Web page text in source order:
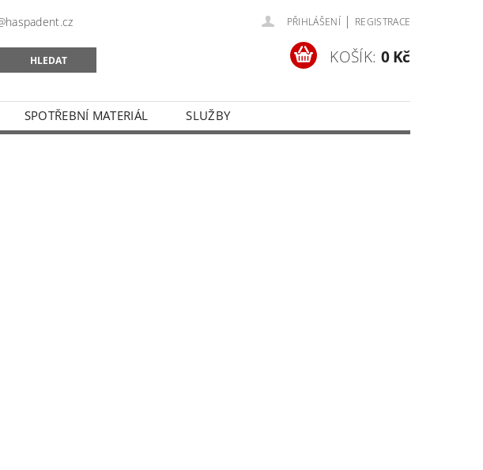
PŘIHLÁŠENÍ | REGISTRACE
KOŠÍK: 0 Kč
SPOTŘEBNÍ MATERIÁL SLUŽBY